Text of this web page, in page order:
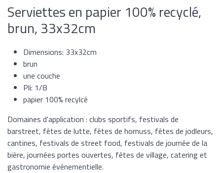
Serviettes en papier 100% recyclé,
brun, 33x32cm
Dimensions: 33x32cm
brun
une couche
Pli: 1/8
papier 100% recylcé
Domaines d'application : clubs sportifs, festivals de
barstreet, fêtes de lutte, fêtes de hornuss, fêtes de jodleurs,
cantines, festivals de street food, festivals de journée de la
bière, journées portes ouvertes, fêtes de village, catering et
gastronomie événementielle.